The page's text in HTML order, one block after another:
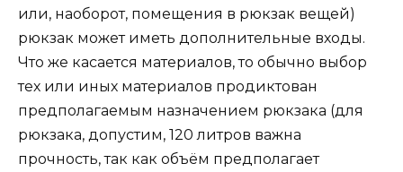
или, наоборот, помещения в рюкзак вещей)
рюкзак может иметь дополнительные входы.
Что же касается материалов, то обычно выбор
тех или иных материалов продиктован
предполагаемым назначением рюкзака (для
рюкзака, допустим, 120 литров важна
прочность, так как объём предполагает